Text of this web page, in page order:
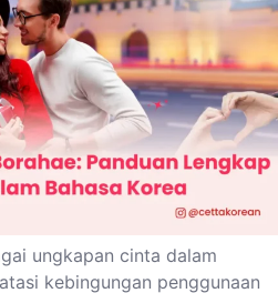
ungkapan cinta dalam
kebingungan penggunaan